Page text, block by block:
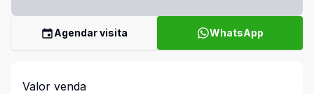
Agendar visita WhatsApp
Valor venda